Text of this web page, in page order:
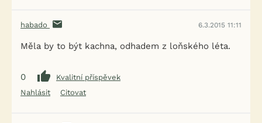
habado 6.3.2015 11:11
Měla by to být kachna, odhadem z loňského léta.
0
Kvalitní příspěvek
Nahlásit
Citovat